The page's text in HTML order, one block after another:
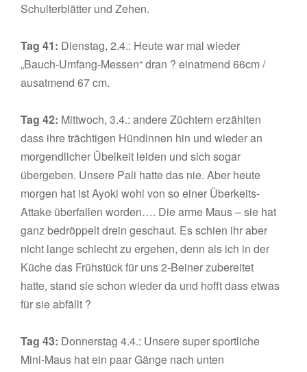
Schulterblätter und Zehen.
Tag 41: Dienstag, 2.4.: Heute war mal wieder
„Bauch-Umfang-Messen“ dran ? einatmend 66cm /
ausatmend 67 cm.
Tag 42: Mittwoch, 3.4.: andere Züchtern erzählten
dass ihre trächtigen Hündinnen hin und wieder an
morgendlicher Übelkeit leiden und sich sogar
übergeben. Unsere Pali hatte das nie. Aber heute
morgen hat ist Ayoki wohl von so einer Überkeits-
Attake überfallen worden…. Die arme Maus – sie hat
ganz bedröppelt drein geschaut. Es schien ihr aber
nicht lange schlecht zu ergehen, denn als ich in der
Küche das Frühstück für uns 2-Beiner zubereitet
hatte, stand sie schon wieder da und hofft dass etwas
für sie abfällt ?
Tag 43: Donnerstag 4.4.: Unsere super sportliche
Mini-Maus hat ein paar Gänge nach unten